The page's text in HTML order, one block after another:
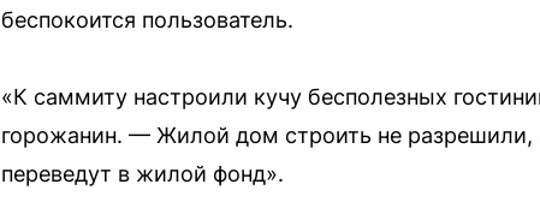
беспокоится пользователь.
«К саммиту настроили кучу бесполезных
горожанин. — Жилой дом строить не разрешили,
переведут в жилой фонд».